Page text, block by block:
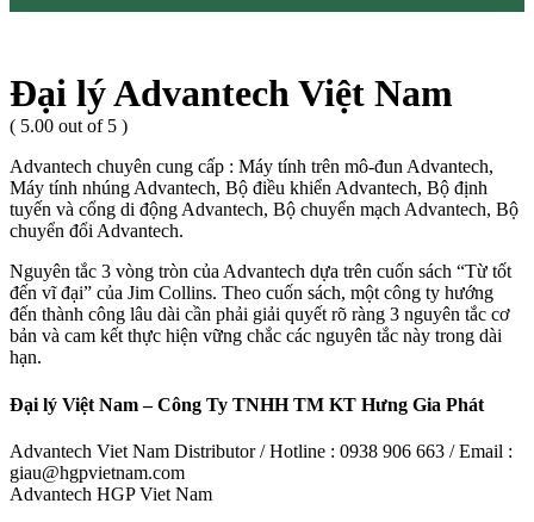
Đại lý Advantech Việt Nam
( 5.00 out of 5 )
Advantech chuyên cung cấp : Máy tính trên mô-đun Advantech,
Máy tính nhúng Advantech, Bộ điều khiển Advantech, Bộ định
tuyến và cổng di động Advantech, Bộ chuyển mạch Advantech, Bộ
chuyển đổi Advantech.
Nguyên tắc 3 vòng tròn của Advantech dựa trên cuốn sách “Từ tốt
đến vĩ đại” của Jim Collins. Theo cuốn sách, một công ty hướng
đến thành công lâu dài cần phải giải quyết rõ ràng 3 nguyên tắc cơ
bản và cam kết thực hiện vững chắc các nguyên tắc này trong dài
hạn.
Đại lý Việt Nam – Công Ty TNHH TM KT Hưng Gia Phát
Advantech Viet Nam Distributor / Hotline : 0938 906 663 / Email :
giau@hgpvietnam.com
Advantech HGP Viet Nam